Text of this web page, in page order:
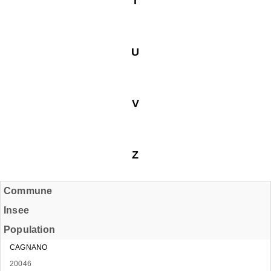
U
V
Z
Commune
Insee
Population
CAGNANO
20046